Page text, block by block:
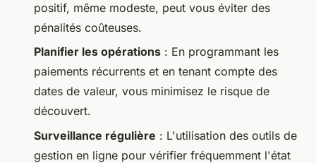
positif, même modeste, peut vous éviter des
pénalités coûteuses.
Planifier les opérations : En programmant les
paiements récurrents et en tenant compte des
dates de valeur, vous minimisez le risque de
découvert.
Surveillance régulière : L'utilisation des outils de
gestion en ligne pour vérifier fréquemment l'état